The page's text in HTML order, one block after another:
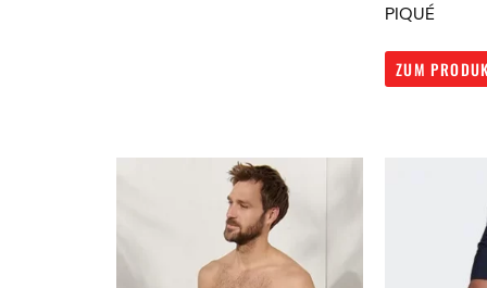
PIQUÉ
ZUM